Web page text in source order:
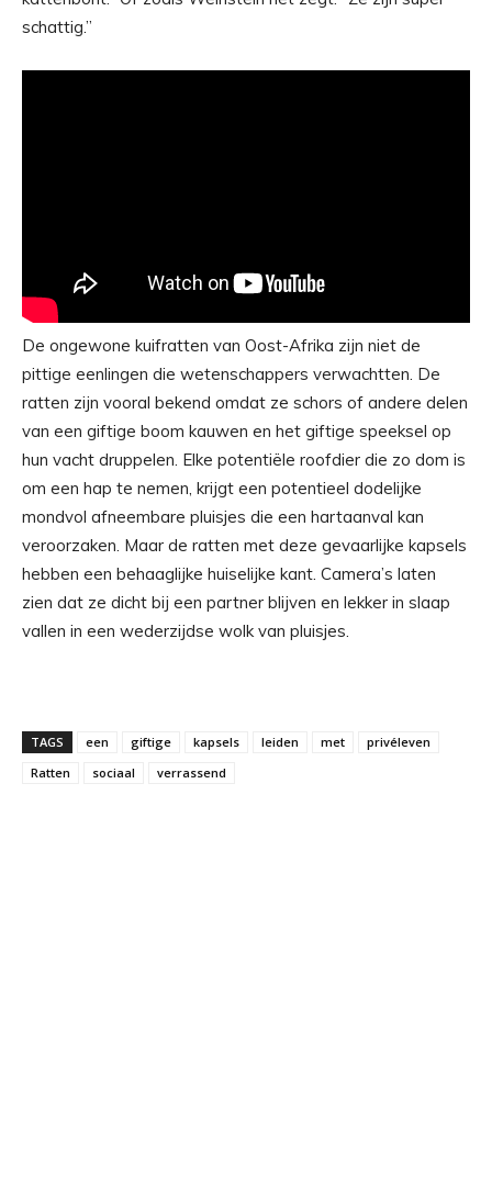
schattig.”
De ongewone kuifratten van Oost-Afrika zijn niet de
pittige eenlingen die wetenschappers verwachtten. De
ratten zijn vooral bekend omdat ze schors of andere delen
van een giftige boom kauwen en het giftige speeksel op
hun vacht druppelen. Elke potentiële roofdier die zo dom is
om een ​​hap te nemen, krijgt een potentieel dodelijke
mondvol afneembare pluisjes die een hartaanval kan
veroorzaken. Maar de ratten met deze gevaarlijke kapsels
hebben een behaaglijke huiselijke kant. Camera’s laten
zien dat ze dicht bij een partner blijven en lekker in slaap
vallen in een wederzijdse wolk van pluisjes.
TAGS een giftige kapsels leiden met
privéleven
Ratten
sociaal verrassend